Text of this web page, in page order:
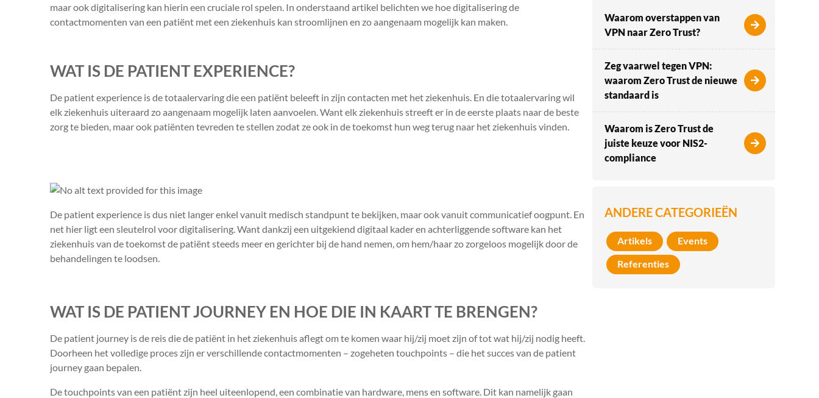
maar ook digitalisering kan hierin een cruciale rol spelen. In onderstaand artikel belichten we hoe digitalisering de
contactmomenten van een patiënt met een ziekenhuis kan stroomlijnen en zo aangenaam mogelijk kan maken.
WAT IS DE PATIENT EXPERIENCE?
De patient experience is de totaalervaring die een patiënt beleeft in zijn contacten met het ziekenhuis. En die totaalervaring wil
elk ziekenhuis uiteraard zo aangenaam mogelijk laten aanvoelen. Want elk ziekenhuis streeft er in de eerste plaats naar de beste
zorg te bieden, maar ook patiënten tevreden te stellen zodat ze ook in de toekomst hun weg terug naar het ziekenhuis vinden.
De patient experience is dus niet langer enkel vanuit medisch standpunt te bekijken, maar ook vanuit communicatief oogpunt. En
net hier ligt een sleutelrol voor digitalisering. Want dankzij een uitgekiend digitaal kader en achterliggende software kan het
ziekenhuis van de toekomst de patiënt steeds meer en gerichter bij de hand nemen, om hem/haar zo zorgeloos mogelijk door de
behandelingen te loodsen.
WAT IS DE PATIENT JOURNEY EN HOE DIE IN KAART TE BRENGEN?
De patient journey is de reis die de patiënt in het ziekenhuis aflegt om te komen waar hij/zij moet zijn of tot wat hij/zij nodig heeft.
Doorheen het volledige proces zijn er verschillende contactmomenten – zogeheten touchpoints – die het succes van de patient
journey gaan bepalen.
De touchpoints van een patiënt zijn heel uiteenlopend, een combinatie van hardware, mens en software. Dit kan namelijk gaan
Waarom overstappen van
VPN naar Zero Trust?
Zeg vaarwel tegen VPN:
waarom Zero Trust de nieuwe
standaard is
Waarom is Zero Trust de
juiste keuze voor NIS2-
compliance
ANDERE CATEGORIEËN
Artikels
Events
Referenties